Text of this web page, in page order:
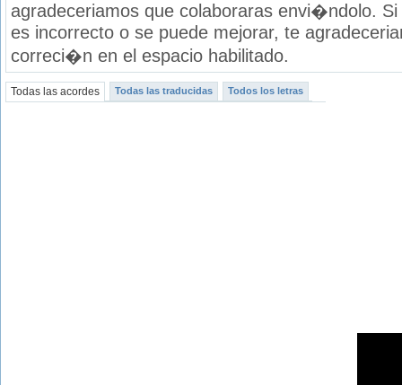
agradeceriamos que colaboraras envi�ndolo.
es incorrecto o se puede mejorar, te
correci�n en el espacio habilitado.
Todas las acordes Todas las traducidas Todos los letras